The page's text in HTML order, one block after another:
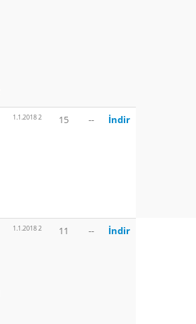
1.1.2018 2 15 -- İndir
1.1.2018 2 11 -- İndir